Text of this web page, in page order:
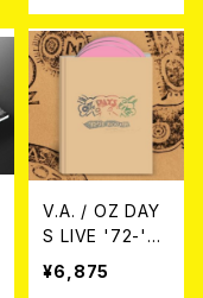
V.A. / OZ DAY
S LIVE '72-'73
Kichijoji The 5
0th Anniversar
¥6,875